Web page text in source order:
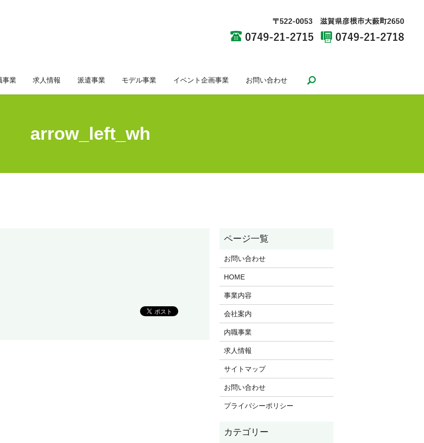
事業 求人情報 派遣事業 モデル事業 イベント企画事業 お問い合わせ
arrow_left_wh
お問い合わせ
HOME
事業内容
会社案内
内職事業
求人情報
サイトマップ
お問い合わせ
プライバシーポリシー